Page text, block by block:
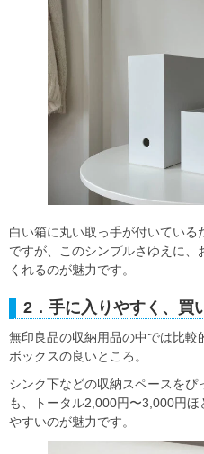
白い箱に丸い取っ手が付いてい
ですが、このシンプルさゆえに
くれるのが魅力です。
2．手に入りやすく、買
無印良品の収納用品の中では比
ボックスの良いところ。
シンク下などの収納スペースをぴ
も、トータル2,000円〜3,000円
やすいのが魅力です。